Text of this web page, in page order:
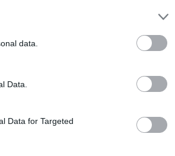
data.
Data.
Data for Targeted
és
a